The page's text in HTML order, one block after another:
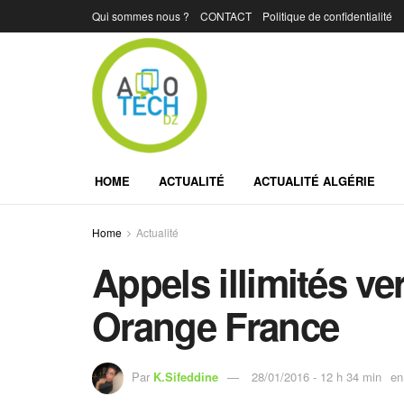
Qui sommes nous ? CONTACT Politique de confidentialité
HOME ACTUALITÉ ACTUALITÉ ALGÉRIE
Home Actualité
Appels ‪illimités‬
‪Orange‬ France
Par K.Sifeddine 28/01/2016 - 12 h 34 min en